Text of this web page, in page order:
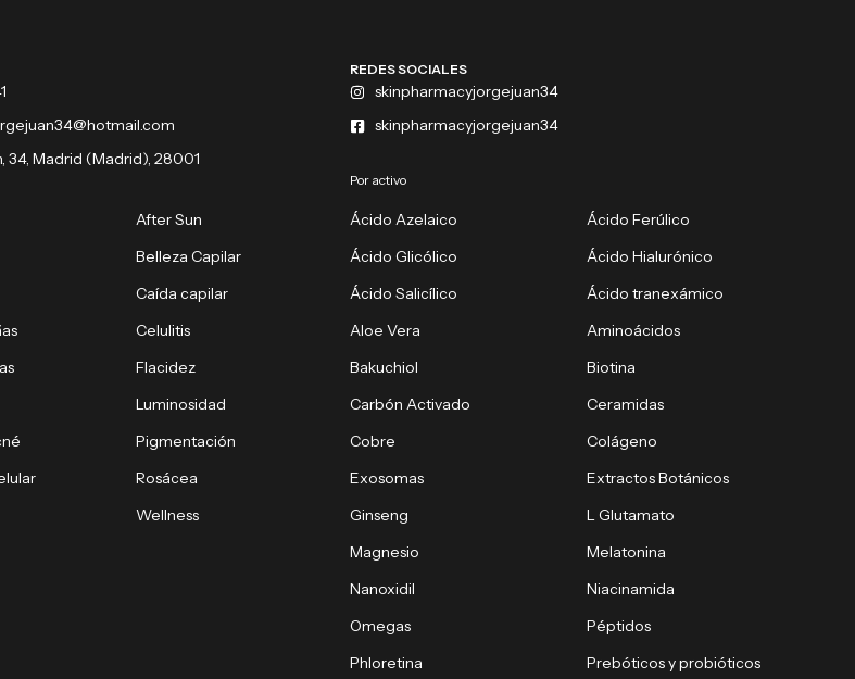
34, Madrid (Madrid), 28001
REDES SOCIALES
skinpharmacyjorgejuan34
skinpharmacyjorgejuan34
After Sun
Belleza Capilar
Caída capilar
Celulitis
Flacidez
Luminosidad
Pigmentación
Rosácea
Wellness
Por activo
Ácido Azelaico
Ácido Ferúlico
Ácido Glicólico
Ácido Hialurónico
Ácido Salicílico
Ácido tranexámico
Aloe Vera
Aminoácidos
Bakuchiol
Biotina
Carbón Activado
Ceramidas
Cobre
Colágeno
Exosomas
Extractos Botánicos
Ginseng
L Glutamato
Magnesio
Melatonina
Nanoxidil
Niacinamida
Omegas
Péptidos
Phloretina
Prebóticos y probióticos